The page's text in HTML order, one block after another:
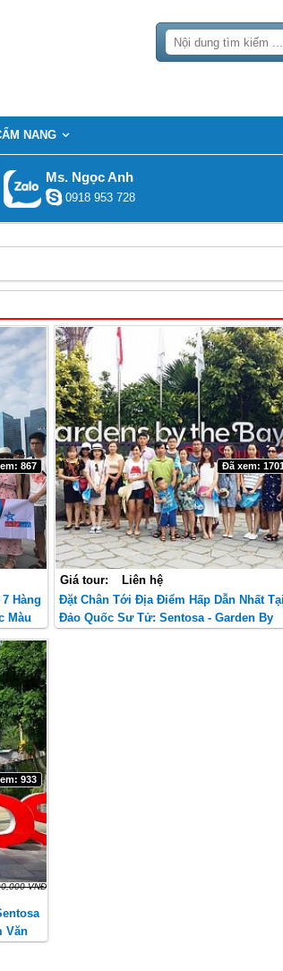
NANG
Ms. Ngọc Anh
0918 953 728
867
Hàng
Màu
Giá tour: Liên hệ
Đã xem:
Đặt Chân Tới Địa Điểm Hấp Dẫn Nhất
Đảo Quốc Sư Tử: Sentosa - Garden By
VNĐ
933
Văn